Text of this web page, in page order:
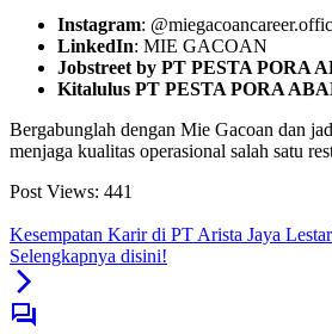
Instagram:
LinkedIn: MIE GACOAN
Jobstreet by PT PESTA PORA
Kitalulus PT PESTA PORA
Bergabunglah dengan Mie Gacoan dan
menjaga kualitas operasional salah satu
Post Views: 441
Kesempatan Karir di PT Arista Jaya
Selengkapnya disini!